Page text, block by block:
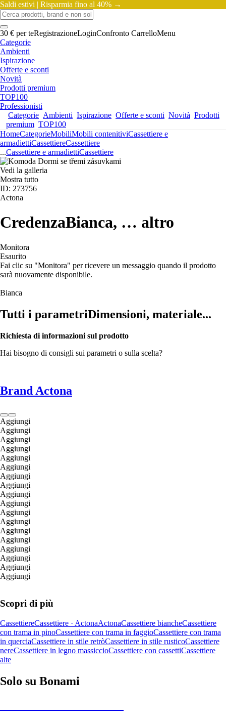
Saldi estivi | Risparmia fino al 40% →
30 € per teRegistrazioneLoginConfronto CarrelloMenu
Categorie
Ambienti
Ispirazione
Offerte e sconti
Novità
Prodotti premium
TOP100
Professionisti
Categorie Ambienti Ispirazione Offerte e sconti Novità Prodotti
premium TOP100
HomeCategorieMobiliMobili contenitiviCassettiere e
armadiettiCassettiereCassettiere
...Cassettiere e armadiettiCassettiere
Vedi la galleria
Mostra tutto
ID: 273756
Actona
CredenzaBianca, … altro
Monitora
Esaurito
Fai clic su "Monitora" per ricevere un messaggio quando il prodotto
sarà nuovamente disponibile.
Bianca
Tutti i parametriDimensioni, materiale...
Richiesta di informazioni sul prodotto
Hai bisogno di consigli sui parametri o sulla scelta?
Brand Actona
Aggiungi
Aggiungi
Aggiungi
Aggiungi
Aggiungi
Aggiungi
Aggiungi
Aggiungi
Aggiungi
Aggiungi
Aggiungi
Aggiungi
Aggiungi
Aggiungi
Aggiungi
Aggiungi
Aggiungi
Aggiungi
Scopri di più
CassettiereCassettiere · ActonaActonaCassettiere biancheCassettiere
con trama in pinoCassettiere con trama in faggioCassettiere con trama
in querciaCassettiere in stile retròCassettiere in stile rusticoCassettiere
nereCassettiere in legno massiccioCassettiere con cassettiCassettiere
alte
Solo su Bonami